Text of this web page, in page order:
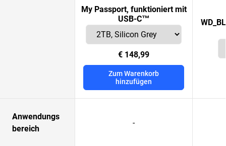
My Passport, funktioniert mit
USB-C™
€ 148,99
Zum Warenkorb
hinzufügen
Anwendungs
bereich
-